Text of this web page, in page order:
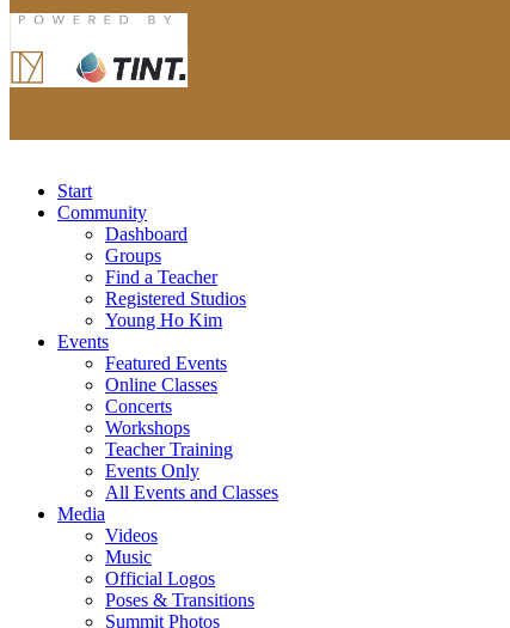
Start
Community
Dashboard
Groups
Find a Teacher
Registered Studios
Young Ho Kim
Events
Featured Events
Online Classes
Concerts
Workshops
Teacher Training
Events Only
All Events and Classes
Media
Videos
Music
Official Logos
Poses & Transitions
Summit Photos